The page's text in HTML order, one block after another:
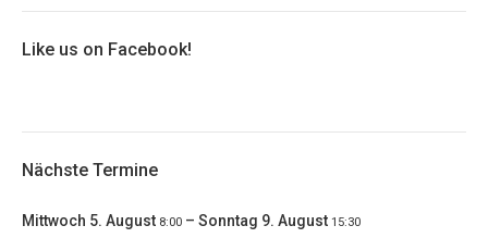
Like us on Facebook!
Nächste Termine
Mittwoch 5. August 8:00 – Sonntag 9. August 15:30